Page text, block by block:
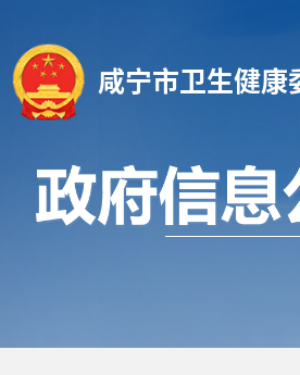
咸宁市卫生健康